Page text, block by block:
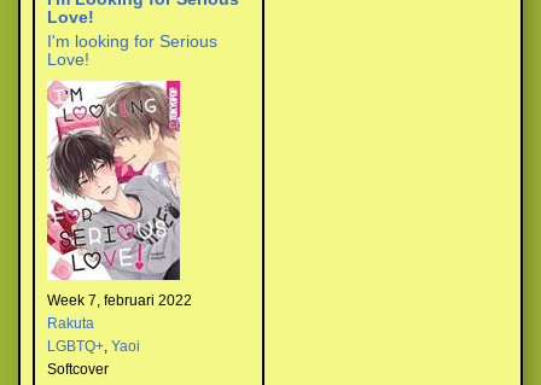
Love!
I'm looking for Serious
Love!
Week 7, februari 2022
Rakuta
LGBTQ+, Yaoi
Softcover